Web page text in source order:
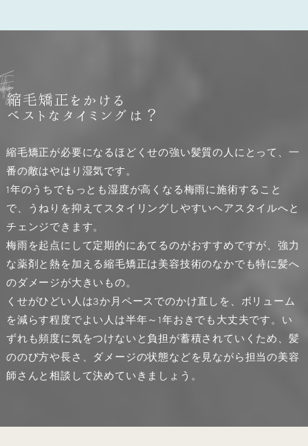
t
t
i
m
i
n
g
縮毛矯正をかける
ベストなタイミングは？
縮毛矯正が必要になるほどくせの強い髪質の人にとって、一
番の敵はやはり湿気です。
1年のうちでもっとも湿度が高くなる梅雨に施術すること
で、うねりを抑えてスタイリングしやすいヘアスタイルへと
チェンジできます。
梅雨を起点にして定期的にあてるのがおすすめですが、強力
な薬剤と熱を加える縮毛矯正は美容技術のなかでも特に髪へ
のダメージが大きいもの。
くせがひどい人は3か月ペースでのかけ直しを、ボリューム
を減らす程度でよい人は半年～1年おきでも大丈夫です。い
ずれも頻度に気をつけないと負担が蓄積されていくため、髪
ののび方や長さ、ダメージの状態などを見ながら担当の美容
師さんと相談して決めていきましょう。